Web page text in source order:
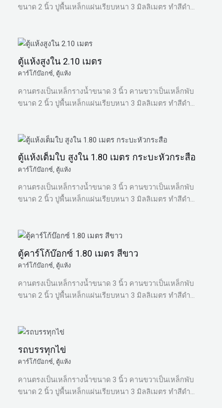
ขนาด 2 นิ้ว ปูพื้นเหล็กแผ่นเรียบหนา 3 มิลลิเมตร ทำสีดำ…
ตู้แห้งสูงใน 2.10 เมตร
คาร์โก้บ๊อกซ์ ตู้แห้ง
คานตรงเป็นเหล็กรางน้ำขนาด 3 นิ้ว คานขวาเป็นเหล็กพับ
ขนาด 2 นิ้ว ปูพื้นเหล็กแผ่นเรียบหนา 3 มิลลิเมตร ทำสีดำ…
ตู้แห้งเต็มใบ สูงใน 1.80 เมตร กระบะหัวกระสือ
คาร์โก้บ๊อกซ์ ตู้แห้ง
คานตรงเป็นเหล็กรางน้ำขนาด 3 นิ้ว คานขวาเป็นเหล็กพับ
ขนาด 2 นิ้ว ปูพื้นเหล็กแผ่นเรียบหนา 3 มิลลิเมตร ทำสีดำ…
ตู้คาร์โก้บ๊อกซ์ 1.80 เมตร สีขาว
คาร์โก้บ๊อกซ์, ตู้แห้ง
คานตรงเป็นเหล็กรางน้ำขนาด 3 นิ้ว คานขวาเป็นเหล็กพับ
ขนาด 2 นิ้ว ปูพื้นเหล็กแผ่นเรียบหนา 3 มิลลิเมตร ทำสีดำ…
รถบรรทุกไข่
คาร์โก้บ๊อกซ์ ตู้แห้ง
คานตรงเป็นเหล็กรางน้ำขนาด 3 นิ้ว คานขวาเป็นเหล็กพับ
ขนาด 2 นิ้ว ปูพื้นเหล็กแผ่นเรียบหนา 3 มิลลิเมตร ทำสีดำ…